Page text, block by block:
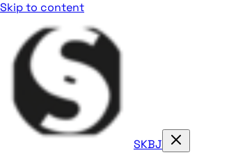
Skip to content
SKBJ